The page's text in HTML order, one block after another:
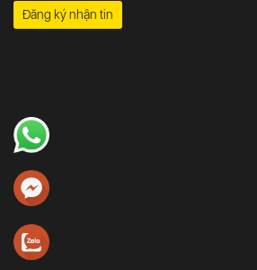
Đăng ký nhận tin